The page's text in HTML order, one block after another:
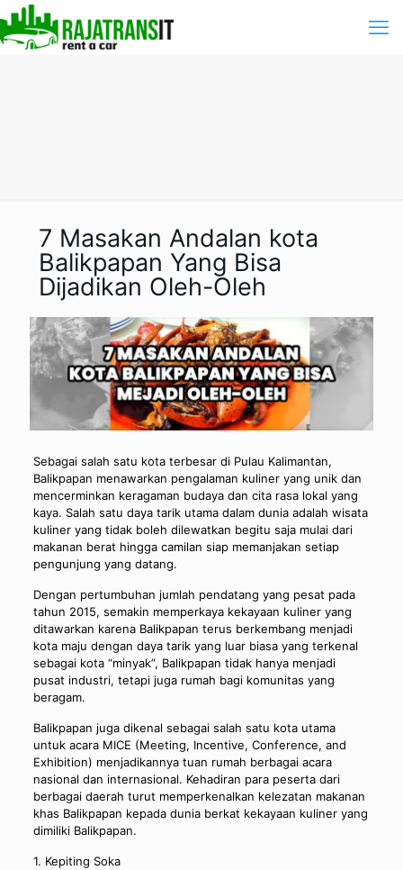
7 Masakan Andalan kota
Balikpapan Yang Bisa
Dijadikan Oleh-Oleh
Sebagai salah satu kota terbesar di Pulau Kalimantan,
Balikpapan menawarkan pengalaman kuliner yang unik dan
mencerminkan keragaman budaya dan cita rasa lokal yang
kaya. Salah satu daya tarik utama dalam dunia adalah wisata
kuliner yang tidak boleh dilewatkan begitu saja mulai dari
makanan berat hingga camilan siap memanjakan setiap
pengunjung yang datang.
Dengan pertumbuhan jumlah pendatang yang pesat pada
tahun 2015, semakin memperkaya kekayaan kuliner yang
ditawarkan karena Balikpapan terus berkembang menjadi
kota maju dengan daya tarik yang luar biasa yang terkenal
sebagai kota “minyak”, Balikpapan tidak hanya menjadi
pusat industri, tetapi juga rumah bagi komunitas yang
beragam.
Balikpapan juga dikenal sebagai salah satu kota utama
untuk acara MICE (Meeting, Incentive, Conference, and
Exhibition) menjadikannya tuan rumah berbagai acara
nasional dan internasional. Kehadiran para peserta dari
berbagai daerah turut memperkenalkan kelezatan makanan
khas Balikpapan kepada dunia berkat kekayaan kuliner yang
dimiliki Balikpapan.
1. Kepiting Soka